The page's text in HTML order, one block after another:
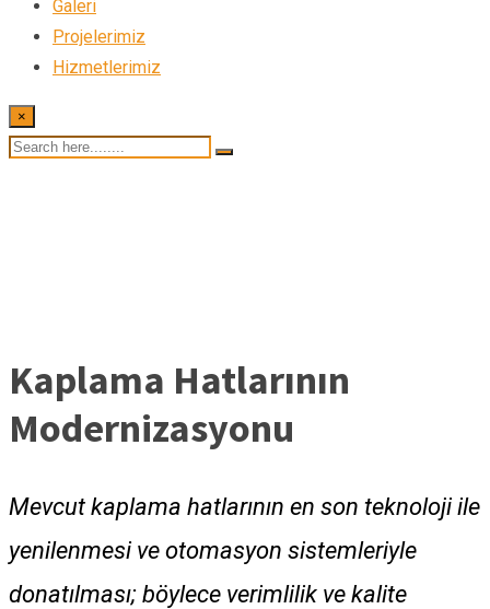
Galeri
Projelerimiz
Hizmetlerimiz
×
Kaplama Hatlarının
Modernizasyonu
Mevcut kaplama hatlarının en son teknoloji ile
yenilenmesi ve otomasyon sistemleriyle
donatılması; böylece verimlilik ve kalite